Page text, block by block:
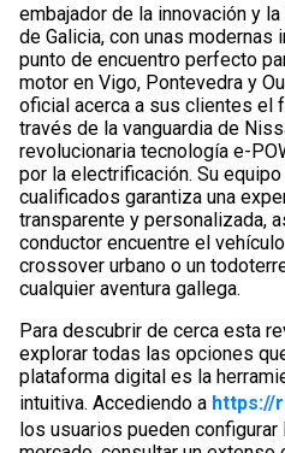
embajador de la innovación y
de Galicia, con unas
punto de encuentro perfecto
motor en Vigo, Pontevedra y
oficial acerca a sus clientes el
través de la vanguardia de
revolucionaria tecnología e-
por la electrificación. Su
cualificados garantiza una
transparente y personalizada,
conductor encuentre el
crossover urbano o un
cualquier aventura gallega.
Para descubrir de cerca esta
explorar todas las opciones
plataforma digital es la
intuitiva. Accediendo a https://
los usuarios pueden